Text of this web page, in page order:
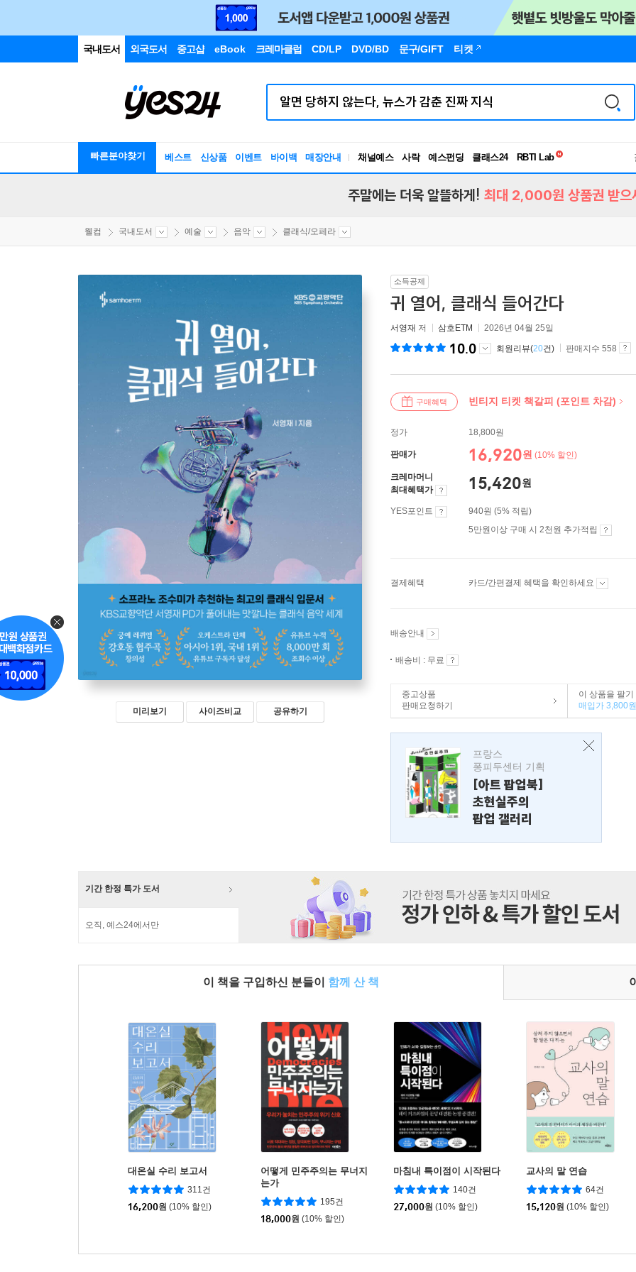
국내도서 외국도서 중고샵 eBook 크레마클럽 CD/LP DVD/BD 문구/GIFT 티켓
빠른분야찾기 베스트 신상품 이벤트 바이백 매장안내 채널예스 사락 예스펀딩 클래스24
RBTI Lab
독서유형검사
주말에는 더욱 알뜰하게! 최대 2,000원 상품권 받으
웰컴 국내도서 예술 음악 클래식/오페라
미리보기 사이즈비교 공유하기
소득공제
귀 열어, 클래식 들어간다
서영재 저 삼호ETM 2026년 04월 25일
10.0 회원리뷰(20건) 판매지수 558
구매혜택 빈티지 티켓 책갈피 (포인트 차감)
정가 18,800원
판매가 16,920원 (10% 할인)
크레마머니
최대혜택가
15,420원
YES포인트
940원 (5% 적립)
5만원이상 구매 시 2천원 추가적립
결제혜택 카드/간편결제 혜택을 확인하세요
배송안내
배송비 : 무료
중고상품
판매요청하기
이 상품을 팔기
매입가 3,800원
프랑스
퐁피두센터 기획
[아트 팝업북]
초현실주의
팝업 갤러리
기간 한정 특가 도서
오직, 예스24에서만
이 책을 구입하신 분들이 함께 산 책
대온실 수리 보고서
311건
16,200원 (10% 할인)
어떻게 민주주의는 무너지
는가
195건
18,000원 (10% 할인)
마침내 특이점이 시작된다
140건
27,000원 (10% 할인)
교사의 말 연습
64건
15,120원 (10% 할인)